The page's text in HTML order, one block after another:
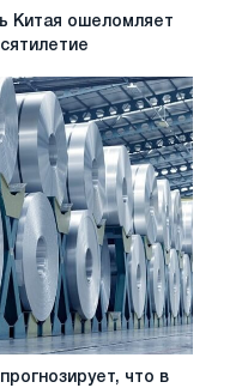
Китая ошеломляет
что в